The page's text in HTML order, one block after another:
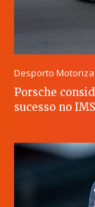
Desporto
Porsche
sucesso no